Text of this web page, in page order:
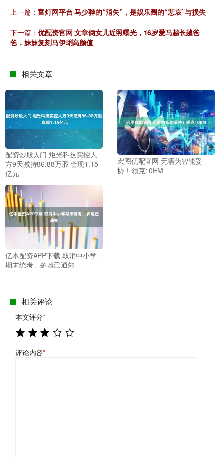
上一篇： 富灯网平台 马少骅的“消失”，是娱乐圈的“悲哀”与损失
下一篇： 优配资官网 文章俩女儿近照曝光，16岁爱马越长越爸
爸，妹妹复刻马伊琍高颜值
相关文章
配资炒股入门 炬光科技实控人
方9天减持86.88万股 套现1.15
亿元
宏图优配官网 无需为智能妥
协！领克10EM
亿本配资APP下载 取消中小学
期末统考，多地已通知
相关评论
本文评分*
评论内容*